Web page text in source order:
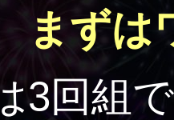
まずは
3回組